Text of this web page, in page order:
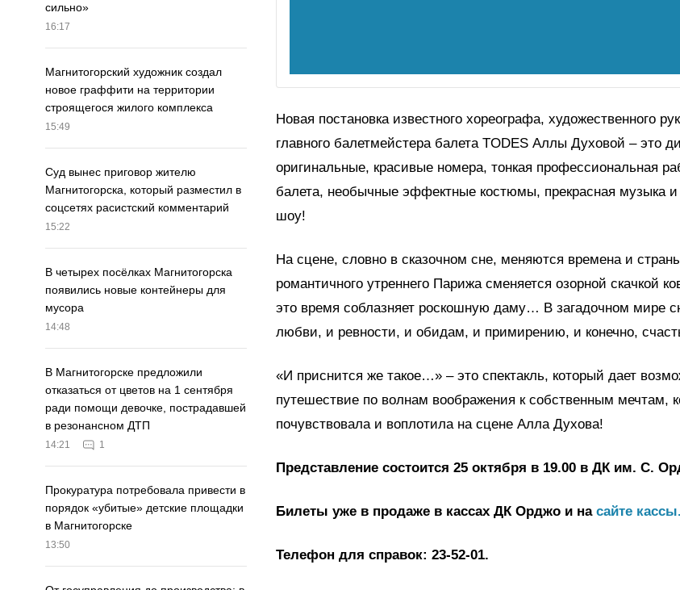
сильно»
16:17
Магнитогорский художник создал
новое граффити на территории
строящегося жилого комплекса
15:49
Суд вынес приговор жителю
Магнитогорска, который разместил в
соцсетях расистский комментарий
15:22
В четырех посёлках Магнитогорска
появились новые контейнеры для
мусора
14:48
В Магнитогорске предложили
отказаться от цветов на 1 сентября
ради помощи девочке, пострадавшей
в резонансном ДТП
14:21 1
Прокуратура потребовала привести в
порядок «убитые» детские площадки
в Магнитогорске
13:50
Новая постановка известного хореографа, художественного
главного балетмейстера балета TODES Аллы Духовой – это
оригинальные, красивые номера, тонкая профессиональная
балета, необычные эффектные костюмы, прекрасная музыка и
шоу!
На сцене, словно в сказочном сне, меняются времена и
романтичного утреннего Парижа сменяется озорной скачкой
это время соблазняет роскошную даму… В загадочном мире
любви, и ревности, и обидам, и примирению, и конечно,
«И приснится же такое…» – это спектакль, который дает
путешествие по волнам воображения к собственным мечтам,
почувствовала и воплотила на сцене Алла Духова!
Представление состоится 25 октября в 19.00 в ДК им. С.
Билеты уже в продаже в кассах ДК Орджо и на сайте
Телефон для справок: 23-52-01.